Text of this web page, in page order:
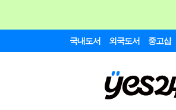
국내도서 외국도서 중고샵